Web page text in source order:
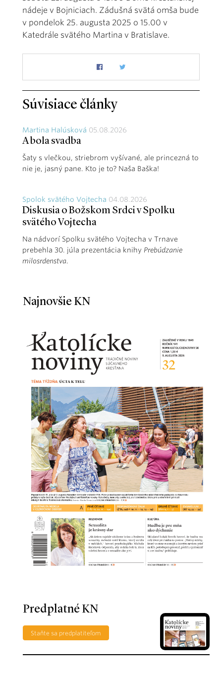
nádeje v Bojniciach. Zádušná svätá omša bude
v pondelok 25. augusta 2025 o 15.00 v
Katedrále svätého Martina v Bratislave.
Súvisiace články
Martina Halúsková 05.08.2026
A bola svadba
Šaty s vlečkou, striebrom vyšívané, ale princezná to
nie je, jasný pane. Kto je to? Naša Baška!
Spolok svätého Vojtecha 04.08.2026
Diskusia o Božskom Srdci v Spolku
svätého Vojtecha
Na nádvorí Spolku svätého Vojtecha v Trnave
prebehla 30. júla prezentácia knihy Prebúdzanie
milosrdenstva.
Najnovšie KN
Predplatné KN
Staňte sa predplatiteľom